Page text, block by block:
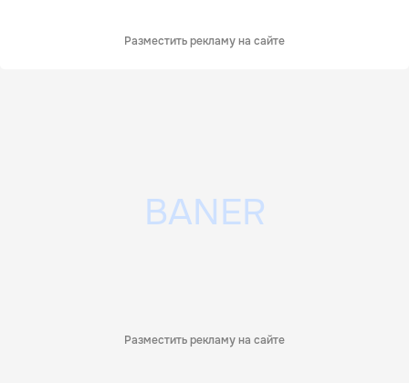
Разместить рекламу на сайте
Разместить рекламу на сайте